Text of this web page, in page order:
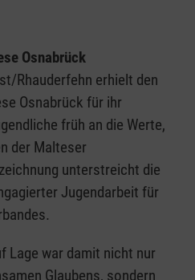
Osnabrück
Rhauderfehn erhielt den
Osnabrück für ihr
früh an die Werte,
der Malteser
unterstreicht die
Jugendarbeit für
Lage war damit nicht nur
Glaubens, sondern